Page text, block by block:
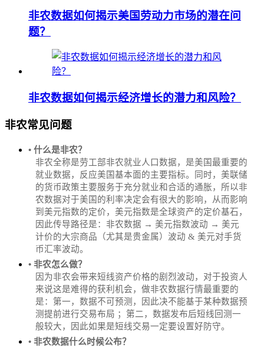
非农数据如何揭示美国劳动力市场的潜在问
题？
非农数据如何揭示经济增长的潜力和风险？
非农常见问题
• 什么是非农？
非农全称是劳工部非农就业人口数据，是美国最重要的
就业数据，反应美国基本面的主要指标。同时，美联储
的货币政策主要服务于充分就业和合适的通胀，所以非
农数据对于美国的利率决定会有很大的影响，从而影响
到美元指数的定价，美元指数是全球资产的定价基石，
因此传导路径是：非农数据 → 美元指数波动 → 美元
计价的大宗商品（尤其是贵金属）波动 & 美元对手货
币汇率波动。
• 非农怎么做？
因为非农会带来短线资产价格的剧烈波动，对于投资人
来说这是难得的获利机会，做非农数据行情最重要的
是：第一，数据不可预测，因此决不能基于某种数据预
测提前进行交易布局 ；第二，数据发布后短线回测一
般较大，因此如果是短线交易一定要设置好防守。
• 非农数据什么时候公布？